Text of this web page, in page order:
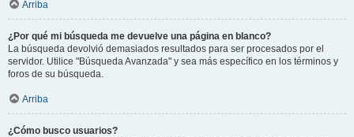
Arriba
¿Por qué mi búsqueda me devuelve una página en blanco?
La búsqueda devolvió demasiados resultados para ser procesados por el
servidor. Utilice "Búsqueda Avanzada" y sea más específico en los términos y
foros de su búsqueda.
Arriba
¿Cómo busco usuarios?